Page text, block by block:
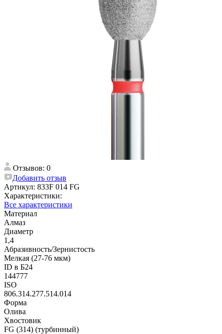
Отзывов: 0
Добавить отзыв
Артикул: 833F 014 FG
Характеристики:
Все характеристики
Материал
Алмаз
Диаметр
1,4
Абразивность/Зернистость
Мелкая (27-76 мкм)
ID в Б24
144777
ISO
806.314.277.514.014
Форма
Олива
Хвостовик
FG (314) (турбинный)